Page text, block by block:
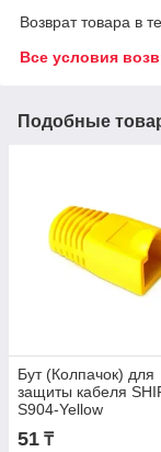
Возврат товара в
Все условия
Подобные
Бут (Колпачок) для
защиты кабеля
S904-Yellow
51 ₸